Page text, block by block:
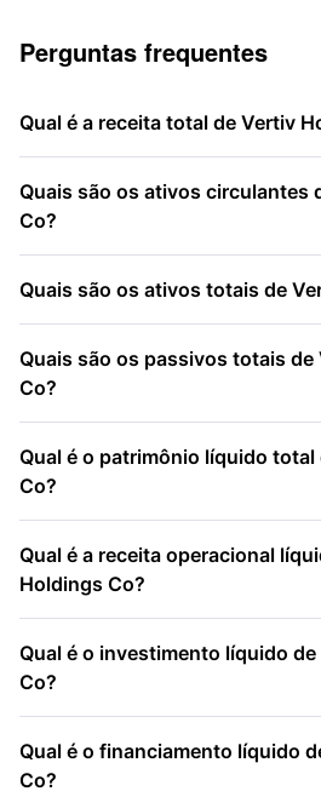
Perguntas frequentes
Qual é a receita total de Vertiv
Quais são os ativos circulantes
Co?
Quais são os ativos totais de
Quais são os passivos totais
Co?
Qual é o patrimônio líquido
Co?
Qual é a receita operacional
Holdings Co?
Qual é o investimento líquido
Co?
Qual é o financiamento líquido
Co?